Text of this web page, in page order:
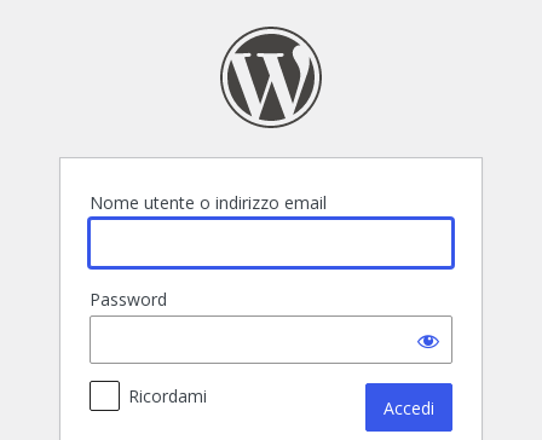
Nome utente o indirizzo email
Password
Ricordami